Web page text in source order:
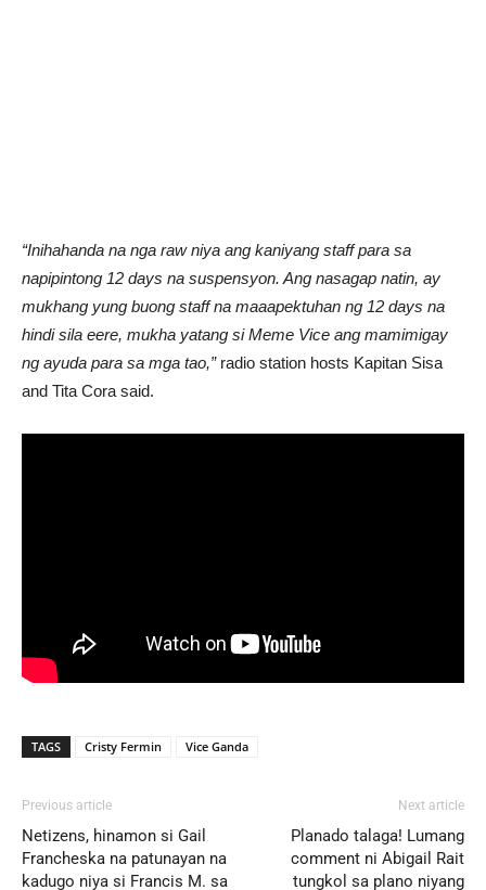
“Inihahanda na nga raw niya ang kaniyang staff para sa
napipintong 12 days na suspensyon. Ang nasagap natin, ay
mukhang yung buong staff na maaapektuhan ng 12 days na
hindi sila eere, mukha yatang si Meme Vice ang mamimigay
ng ayuda para sa mga tao,”radio station hosts Kapitan Sisa
and Tita Cora said.
TAGS Cristy Fermin Vice Ganda
Previous article
Netizens, hinamon si Gail
Francheska na patunayan na
kadugo niya si Francis M. sa
Next article
Planado talaga! Lumang
comment ni Abigail Rait
tungkol sa plano niyang